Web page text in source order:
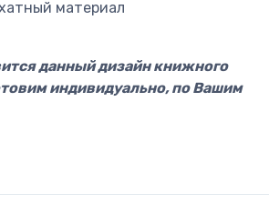
материал
данный дизайн книжного
индивидуально, по Вашим